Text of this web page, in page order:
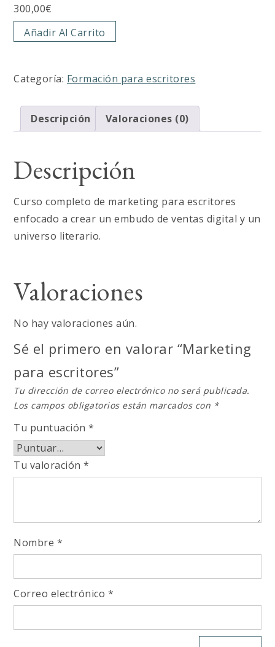
300,00€
Marketing
para
cantidad
Añadir Al Carrito
Categoría: Formación para escritores
Descripción Valoraciones (0)
Descripción
Curso completo de marketing para escritores
enfocado a crear un embudo de ventas digital y un
universo literario.
Valoraciones
No hay valoraciones aún.
Sé el primero en valorar “Marketing
para escritores”
Tu dirección de correo electrónico no será publicada.
Los campos obligatorios están marcados con *
Tu puntuación*
Tu valoración*
Nombre *
Correo electrónico *